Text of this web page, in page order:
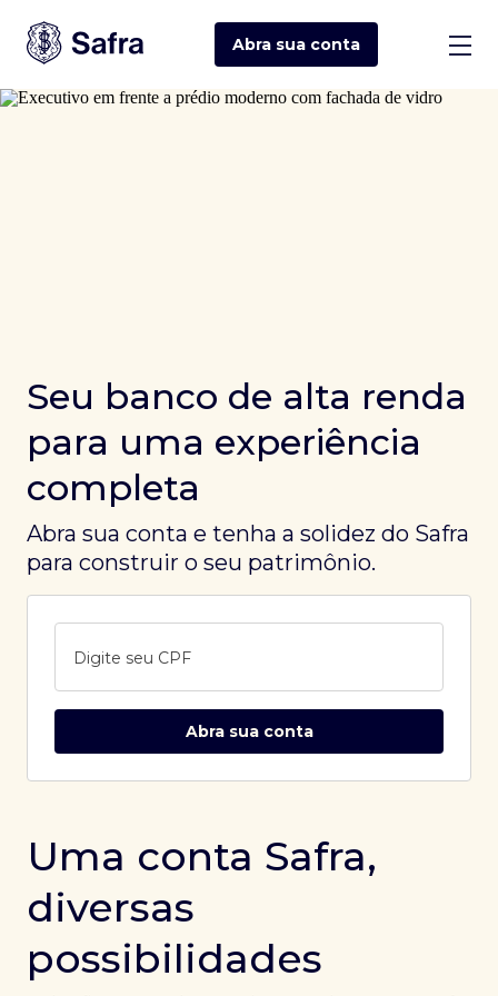
Abra sua conta
Seu banco de alta renda
para uma experiência
completa
Abra sua conta e tenha a solidez do Safra
para construir o seu patrimônio.
Digite seu CPF
Abra sua conta
Uma conta Safra,
diversas
possibilidades